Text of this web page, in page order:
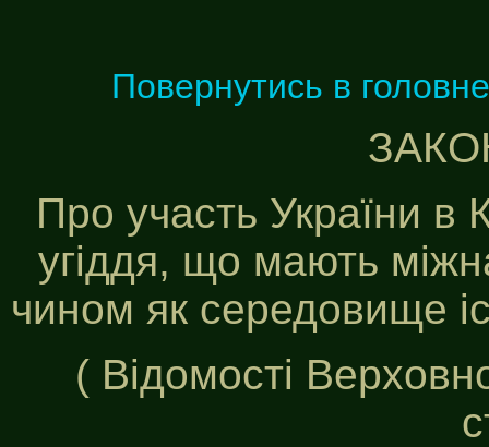
Повернутись в
Про участь України в
угіддя, що мають
чином як середовище
( Відомості